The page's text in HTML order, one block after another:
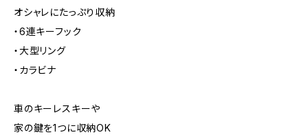
オシャレにたっぷり収納
・6連キーフック
・大型リング
・カラビナ
車のキーレスキーや
家の鍵を1つに収納OK